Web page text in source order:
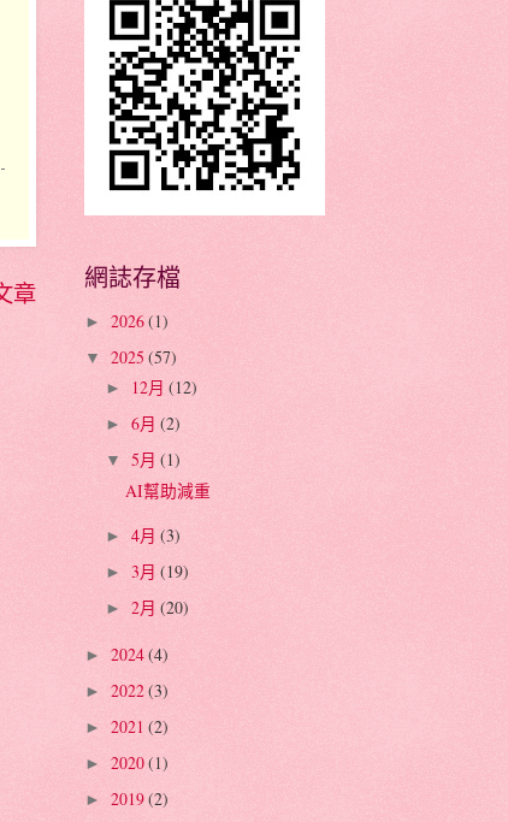
章 網誌存檔
► 2026(1)
▼ 2025 (57)
► 12月 (12)
► 6月 (2)
▼ 5月 (1)
AI幫助減重
► 4月 (3)
► 3月 (19)
► 2月 (20)
► 2024(4)
► 2022(3)
► 2021 (2)
► 2020(1)
► 2019(2)